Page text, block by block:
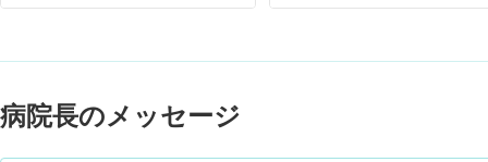
病院長のメッセージ